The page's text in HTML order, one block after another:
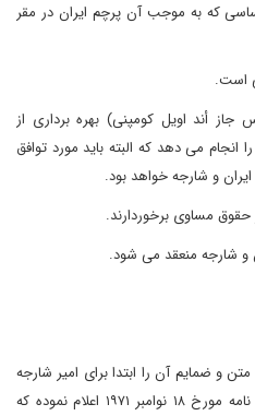
که به موجب آن پرچم ایران در مقر
أند اویل کومپنی) بهره برداری از
انجام می دهد که البته باید مورد توافق
ایران و شارجه خواهد بود.
و ضمایم آن را ابتدا برای امیر شارجه
فرستاده و او شیخ خالد القاسمی طی نامه مورخ ۱۸ نوامبر ۱۹۷۱ اعلام نموده که